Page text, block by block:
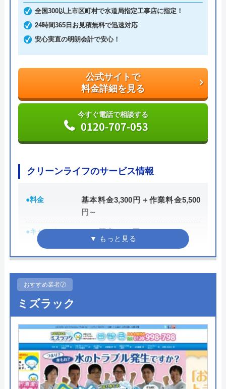
が、現地見積もり・出張費・追加請求は0円になり
ます。
明朗会計ですので、万が一追加の作業が必要となっ
水PROは迅速な対応に加えて安心できる料金案内を
してくれます。
公式サイトで
料金詳細を見る
今すぐ電話で相談する
0120-688-744
水PROの基本情報
運営会社 株式会社スイドウサービス
代表者 山下道男
創業・設立
所在地
〒115-0045
東京都北区赤羽1-52-1
対応エリア 全国
全国300以上市区町村で水道局指定工事店に指定！
24時間365日お見積無料で迅速対応
安心実直の明朗会計で安心！
公式サイトで
料金詳細を見る
今すぐ電話で相談する
0120-707-053
クリーンライフのサービス情報
●料金
基本料金3,300円＋作業料金5,500
円～
●キャンペーン
WEB限定3,000円OFF
※10,000円以上で適用
●受付時間
●定休日
●出張見積もり 出張見積もり無料
●支払い方法
現金、銀行振込、クレジットカー
ド、コンビニ後払い、QR決済
●累計実績 施工実績30万件を達成
おすすめ業者⑦
ミズラック